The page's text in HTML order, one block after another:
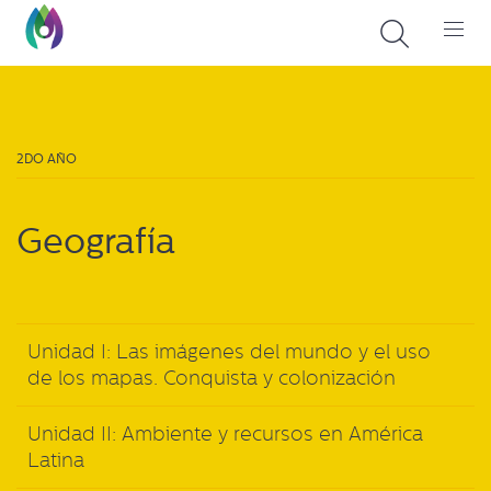
2DO AÑO
Geografía
Unidad I: Las imágenes del mundo y el uso
de los mapas. Conquista y colonización
Unidad II: Ambiente y recursos en América
Latina